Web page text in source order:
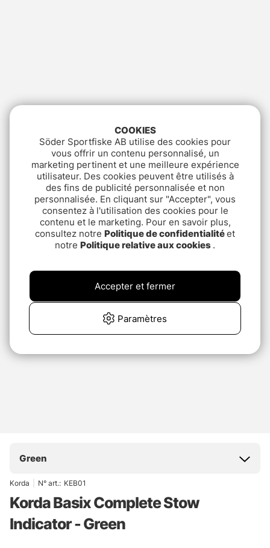
Green
Korda N° art.: KEB01
Korda Basix Complete Stow
Indicator - Green
COOKIES
Söder Sportfiske AB utilise des cookies pour
vous offrir un contenu personnalisé, un
marketing pertinent et une meilleure expérience
utilisateur. Des cookies peuvent être utilisés à
des fins de publicité personnalisée et non
personnalisée. En cliquant sur "Accepter", vous
consentez à l'utilisation des cookies pour le
contenu et le marketing. Pour en savoir plus,
consultez notre Politique de confidentialitéet
notre Politique relative aux cookies .
Paramètres
Accepter et fermer